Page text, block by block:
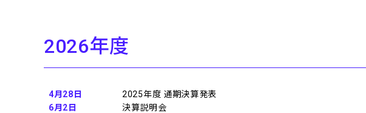
2026年度
4月28日
2025年度 通期決算発表
6月2日
決算説明会